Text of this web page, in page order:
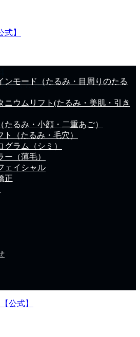
せください。
ンモード（たるみ・目周りのたる
ニウムリフト(たるみ・美肌・引き
たるみ・小顔・二重あご）
ト（たるみ・毛穴）
グラム（シミ）
ー（薄毛）
ェイシャル
正
公式】